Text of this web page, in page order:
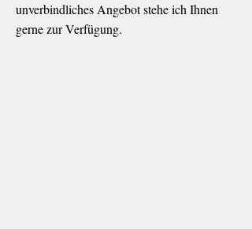
unverbindliches Angebotstehe ich Ihnen
gerne zur Verfügung.